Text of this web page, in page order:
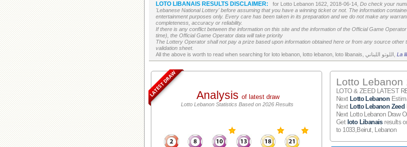
LOTO LIBANAIS RESULTS DISCLAIMER: for Lotto Lebanon 1622, 2018-06-14, Do check your
'Lebanese National Lottery' before assuming that you have a winning ticket or not. The information
entertainment purposes only. Every care has been taken in its preparation and we do not make any
completeness, accuracy or reliability.
If there is any conflict between the information on this site and the information of the Official Game
time), the Official Game Operator data will take priority
The Lottery Operator shall not pay a prize based upon information obtained here or from any source other
validation sheet.
La
LATEST DRAW Analysis of latest draw
Lotto Lebanon Statistics Based on 2026 Results
Lotto Lebanon
LOTO & ZEED LATEST
Next Lotto Lebanon
Next Lotto Lebanon Zeed
Next Lotto Lebanon Draw
Get loto Libanaisresults
to 1033,Beirut, Lebanon